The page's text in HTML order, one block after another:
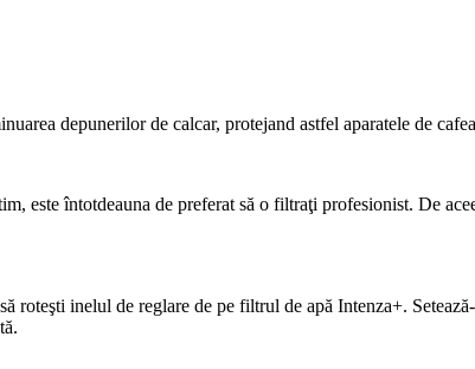
depunerilor de calcar, protejand astfel aparatele de
este întotdeauna de preferat să o filtraţi profesionist. De
roteşti inelul de reglare de pe filtrul de apă Intenza+.